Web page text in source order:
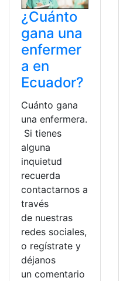
¿Cuánto
gana una
enfermer
a en
Ecuador?
Cuánto gana
una enfermera.
Si tienes
alguna
inquietud
recuerda
contactarnos a
través
de nuestras
redes sociales,
o regístrate y
déjanos
un comentario